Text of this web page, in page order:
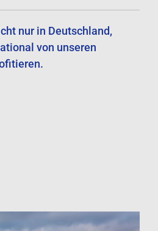
nur in Deutschland,
von unseren